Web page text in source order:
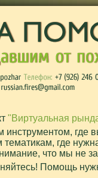
"Виртуальная
где
тематикам, где
что мы не
Помощь